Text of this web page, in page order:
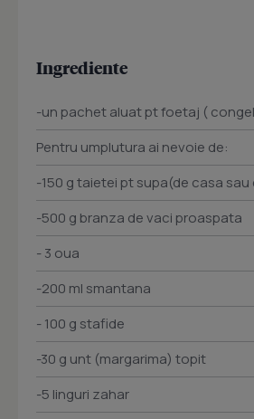
Ingrediente
-un pachet aluat pt foetaj (
Pentru umplutura ai nevoie de:
-150 g taietei pt supa(de casa
-500 g branza de vaci proaspata
- 3 oua
-200 ml smantana
- 100 g stafide
-30 g unt (margarima) topit
-5 linguri zahar